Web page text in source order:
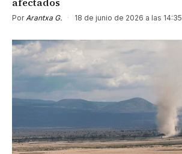
Por Arantxa G. · 18 de junio de 2026 a las 14:35